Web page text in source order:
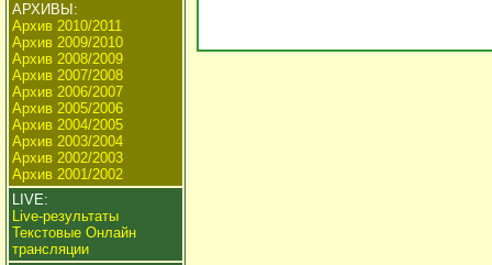
АРХИВЫ:
Архив 2010/2011
Архив 2009/2010
Архив 2008/2009
Архив 2007/2008
Архив 2006/2007
Архив 2005/2006
Архив 2004/2005
Архив 2003/2004
Архив 2002/2003
Архив 2001/2002
LIVE:
Live-результаты
Текстовые Онлайн
трансляции